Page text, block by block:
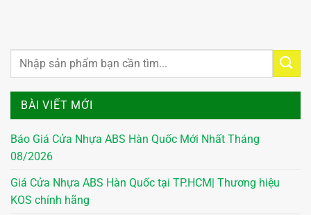
BÀI VIẾT MỚI
Báo Giá Cửa Nhựa ABS Hàn Quốc Mới Nhất Tháng
08/2026
Giá Cửa Nhựa ABS Hàn Quốc tại TP.HCM| Thương hiệu
KOS chính hãng